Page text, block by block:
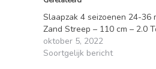
Slaapzak 4 seizoenen 24-36
Zand Streep – 110 cm – 2.0
oktober 5, 2022
Soortgelijk bericht